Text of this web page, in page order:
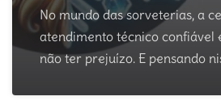
No mundo das sorveterias, a
atendimento técnico confiável
não ter prejuízo. E pensando